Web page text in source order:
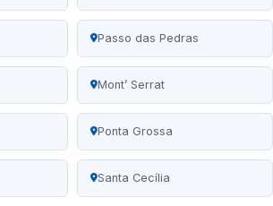
Passo das Pedras
Mont’ Serrat
Ponta Grossa
Santa Cecília